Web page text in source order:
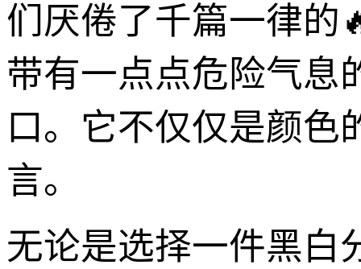
们厌倦了千篇一律的
带有一点点危险气息
口。它不仅仅是颜色
言。
无论是选择一件黑白